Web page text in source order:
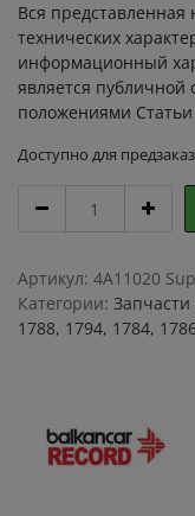
Вся
технических
информационный
является
положениями Статьи
Доступно для
8620
1788.33
03.05.01
РОЛИКА
1792/
/282451
Артикул: 4A11020
Категории: Запчасти
1788, 1794, 1784,